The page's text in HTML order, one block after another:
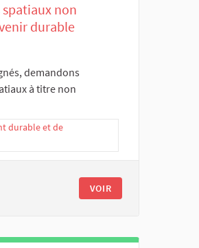
non
durable
demandons
à titre non
durable et de
VOIR